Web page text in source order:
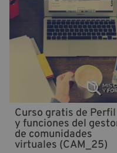
Curso gratis de Perfil
y funciones del
de comunidades
virtuales (CAM_25)